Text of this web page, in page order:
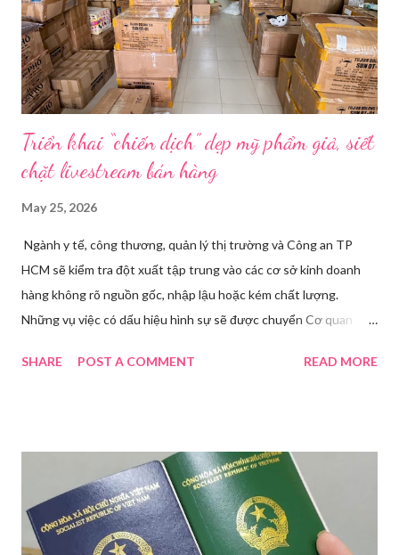
trên camera. Ông cô nhăn mặt khi nghe giải thích về Thế vận
hội Mùa đông. “Người già như tụi ông không hiểu mấy cái này...
Triển khai “chiến dịch” dẹp mỹ phẩm giả, siết
chặt livestream bán hàng
May 25, 2026
Ngành y tế, công thương, quản lý thị trường và Công an TP
HCM sẽ kiểm tra đột xuất tập trung vào các cơ sở kinh doanh
hàng không rõ nguồn gốc, nhập lậu hoặc kém chất lượng.
Những vụ việc có dấu hiệu hình sự sẽ được chuyển Cơ quan
Hoài Nam đã ký ban hành Kế hoạch số 4316/KH-SYT về việc
trạng kinh doanh mỹ phẩm thật - giả lẫn lộn. Để chấn chỉnh, Sở Y
tế TP HCM sẽ phối hợp với các sở, ngành và chính quyền địa
phương tăng cường kiểm tra, giám sát. Đợt này, Phòng Nghiệp
vụ Dược sẽ tham mưu Giám đốc Sở Y tế thành lập Tổ công tác
SHARE POST A COMMENT READ MORE